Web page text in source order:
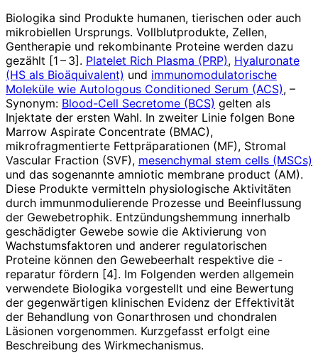
Biologika sind Produkte humanen, tierischen oder auch
mikrobiellen Ursprungs. Vollblutprodukte, Zellen,
Gentherapie und rekombinante Proteine werden dazu
gezählt [1 – 3]. Platelet Rich Plasma (PRP), Hyaluronate
(HS als Bioäquivalent) und immunomodulatorische
Moleküle wie Autologous Conditioned Serum (ACS), –
Synonym: Blood-Cell Secretome (BCS) gelten als
Injektate der ersten Wahl. In zweiter Linie folgen Bone
Marrow Aspirate Concentrate (BMAC),
mikrofragmentierte Fettpräparationen (MF), Stromal
Vascular Fraction (SVF), mesenchymal stem cells (MSCs)
und das sogenannte amniotic membrane product (AM).
Diese Produkte vermitteln physiologische Aktivitäten
durch immunmodulierende Prozesse und Beeinflussung
der Gewebetrophik. Entzündungshemmung innerhalb
geschädigter Gewebe sowie die Aktivierung von
Wachstumsfak­toren und anderer regulatorischen
Proteine können den Gewebeerhalt respektive die -
reparatur fördern [4]. Im Folgenden werden allgemein
verwendete Biologika vorgestellt und eine Bewertung
der gegenwärtigen klinischen Evidenz der Effektivität
der Behandlung von Gonarthrosen und chondralen
Läsionen vorgenommen. Kurzgefasst ­erfolgt eine
Beschreibung des Wirk­mechanismus.